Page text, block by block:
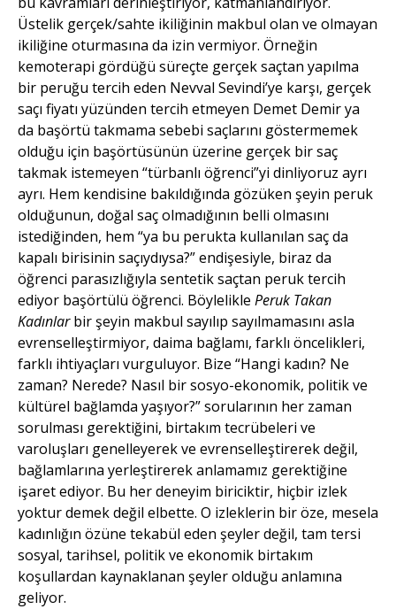
Üstelik gerçek/sahte ikiliğinin makbul olan ve olmayan
ikiliğine oturmasına da izin vermiyor. Örneğin
kemoterapi gördüğü süreçte gerçek saçtan yapılma
bir peruğu tercih eden Nevval Sevindi’ye karşı, gerçek
saçı fiyatı yüzünden tercih etmeyen Demet Demir ya
da başörtü takmama sebebi saçlarını göstermemek
olduğu için başörtüsünün üzerine gerçek bir saç
takmak istemeyen “türbanlı öğrenci”yi dinliyoruz ayrı
ayrı. Hem kendisine bakıldığında gözüken şeyin peruk
olduğunun, doğal saç olmadığının belli olmasını
istediğinden, hem “ya bu perukta kullanılan saç da
kapalı birisinin saçıydıysa?” endişesiyle, biraz da
öğrenci parasızlığıyla sentetik saçtan peruk tercih
ediyor başörtülü öğrenci. Böylelikle Peruk Takan
Kadınlarbir şeyin makbul sayılıp sayılmamasını asla
evrenselleştirmiyor, daima bağlamı, farklı öncelikleri,
farklı ihtiyaçları vurguluyor. Bize “Hangi kadın? Ne
zaman? Nerede? Nasıl bir sosyo-ekonomik, politik ve
kültürel bağlamda yaşıyor?” sorularının her zaman
sorulması gerektiğini, birtakım tecrübeleri ve
varoluşları genelleyerek ve evrenselleştirerek değil,
bağlamlarına yerleştirerek anlamamız gerektiğine
işaret ediyor. Bu her deneyim biriciktir, hiçbir izlek
yoktur demek değil elbette. O izleklerin bir öze, mesela
kadınlığın özüne tekabül eden şeyler değil, tam tersi
sosyal, tarihsel, politik ve ekonomik birtakım
koşullardan kaynaklanan şeyler olduğu anlamına
geliyor.